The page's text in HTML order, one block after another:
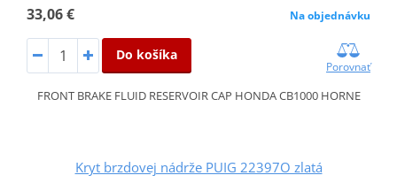
33,06 € Na objednávku
Do košíka
Porovnať
FRONT BRAKE FLUID RESERVOIR CAP HONDA CB1000 HORNE
Kryt brzdovej nádrže PUIG 22397O zlatá